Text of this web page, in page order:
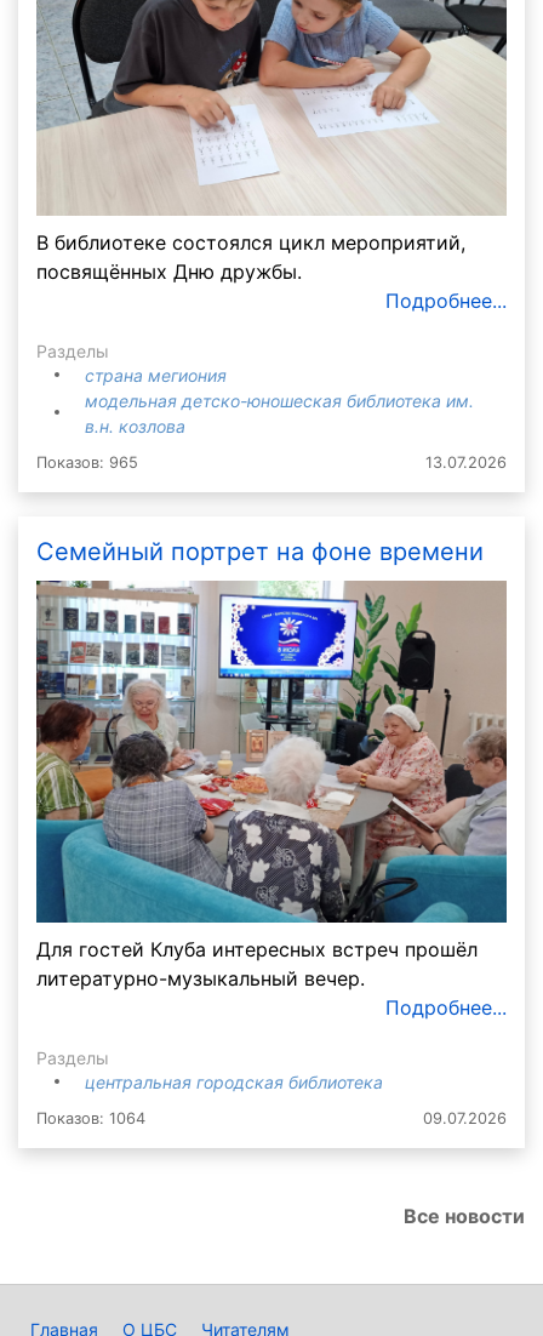
В библиотеке состоялся цикл мероприятий,
посвящённых Дню дружбы.
Подробнее...
Разделы
страна мегиония
модельная детско-юношеская библиотека им.
в.н. козлова
Показов: 965 13.07.2026
Семейный портрет на фоне времени
Для гостей Клуба интересных встреч прошёл
литературно-музыкальный вечер.
Подробнее...
Разделы
центральная городская библиотека
Показов: 1064 09.07.2026
Все новости
Главная О ЦБС Читателям